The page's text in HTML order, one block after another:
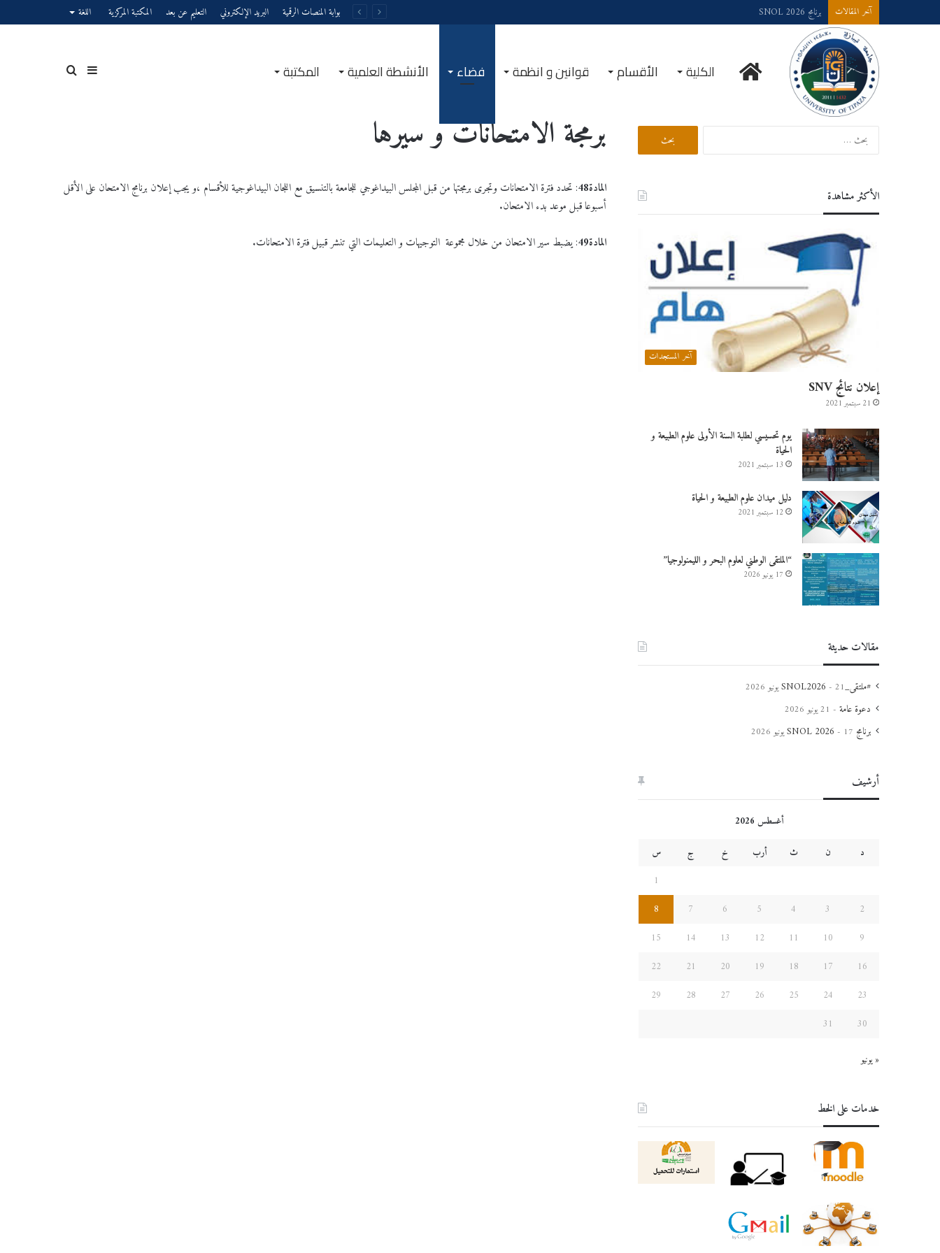
آخر المقالات “الملتقى الوطني لعلوم البحر و الليمنولوجيا” بوابة المنصات الرقمية البريد الإلكتروني التعليم عن بعد المكتبة المركزية اللغة
الرئيسيةالكلية الأقسام قوانين و انظمة فضاء الأنشطة العلمية المكتبة بحثإضافة
برمجة الامتحانات و سيرها
المادة48: تحدد فترة الامتحانات وتجرى برمجتها من قبل المجلس البيداغوجي للجامعة بالتنسيق مع اللجان البيداغوجية للأقسام ،و يجب إعلان برنامج الامتحان على الأقل
أسبوعا قبل موعد بدء الامتحان.
المادة49: يضبط سير الامتحان من خلال مجموعة التوجيهات و التعليمات التي تنشر قبيل فترة الامتحانات.
بحث في الموقع
البحث
الأكثر مشاهدة
آخر المستجدات
إعلان نتائج SNV
21 سبتمبر 2021
يوم تحسيسي لطلبة السنة الأولى علوم الطبيعة و
الحياة
13 سبتمبر 2021
دليل ميدان علوم الطبيعة و الحياة
12 سبتمبر 2021
“الملتقى الوطني لعلوم البحر و الليمنولوجيا”
17 يونيو 2026
مقالات حديثة
#ملتقى_SNOL202621 يونيو 2026
دعوة عامة 21 يونيو 2026
برنامج SNOL 2026 17 يونيو 2026
أرشيف
أغسطس 2026
د
ن ث أرب خ ج
س
1
2
3
4
5
6
7
8
9
10
11
12
13
14
15
16
17
18
19
20
21
22
23
24
25
26
27
28
29
30
31
« يونيو
خدمات على الخط